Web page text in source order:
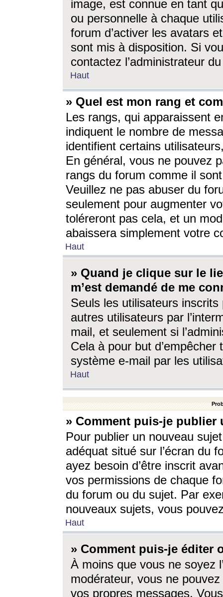
image, est connue en tant
ou personnelle à chaque
forum d’activer les avatars
sont mis à disposition. Si
contactez l’administrateur
Haut
» Quel est mon rang et
Les rangs, qui apparaissent
indiquent le nombre de
identifient certains
En général, vous ne pouvez
rangs du forum comme il
Veuillez ne pas abuser du
seulement pour augmenter
toléreront pas cela, et un
abaissera simplement votre
Haut
» Quand je clique sur le
m’est demandé de me
Seuls les utilisateurs
autres utilisateurs par
mail, et seulement si
Cela à pour but
système e-mail par les
Haut
» Comment puis-je
Pour publier un nouveau
adéquat situé sur l’écran du
ayez besoin d’être inscrit
vos permissions de chaque
du forum ou du sujet. Par
nouveaux sujets, vous
Haut
» Comment puis-je éditer
À moins que vous ne soyez
modérateur, vous ne
vos propres messages.